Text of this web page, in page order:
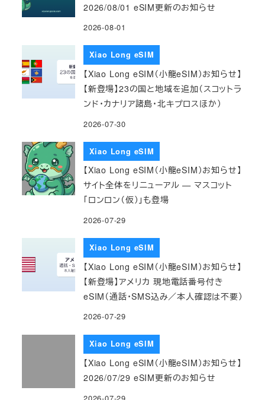
2026/08/01 eSIM更新のお知らせ
2026-08-01
Xiao Long eSIM
【Xiao Long eSIM（小龍eSIM）お知らせ】
【新登場】23の国と地域を追加（スコットラ
ンド・カナリア諸島・北キプロスほか）
2026-07-30
Xiao Long eSIM
【Xiao Long eSIM（小龍eSIM）お知らせ】
サイト全体をリニューアル — マスコット
「ロンロン（仮）」も登場
2026-07-29
Xiao Long eSIM
【Xiao Long eSIM（小龍eSIM）お知らせ】
【新登場】アメリカ 現地電話番号付き
eSIM（通話・SMS込み／本人確認は不要）
2026-07-29
Xiao Long eSIM
【Xiao Long eSIM（小龍eSIM）お知らせ】
2026/07/29 eSIM更新のお知らせ